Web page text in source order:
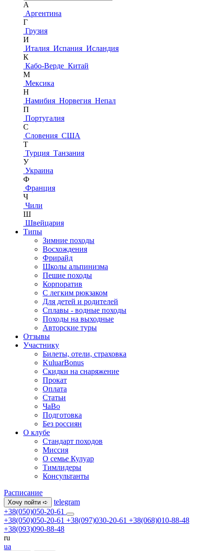
А
Аргентина
Г
Грузия
И
Италия Испания Исландия
К
Кабо-Верде Китай
М
Мексика
Н
Намибия Норвегия Непал
П
Португалия
С
Словения США
Т
Турция Танзания
У
Украина
Ф
Франция
Ч
Чили
Ш
Швейцария
Типы
Зимние походы
Восхождения
Фрирайд
Школы альпинизма
Пешие походы
Корпоратив
С легким рюкзаком
Для детей и родителей
Сплавы - водные походы
Походы на выходные
Авторские туры
Отзывы
Участнику
Билеты, отели, страховка
KuluarBonus
Скидки на снаряжение
Прокат
Оплата
Статьи
ЧаВо
Подготовка
Без россиян
О клубе
Стандарт походов
Миссия
О семье Кулуар
Тимлидеры
Консультанты
Расписание
Хочу пойти ➪
telegram
+38(050)050-20-61
+38(050)050-20-61 +38(097)030-20-61 +38(068)010-88-48
+38(093)090-88-48
ru
ua